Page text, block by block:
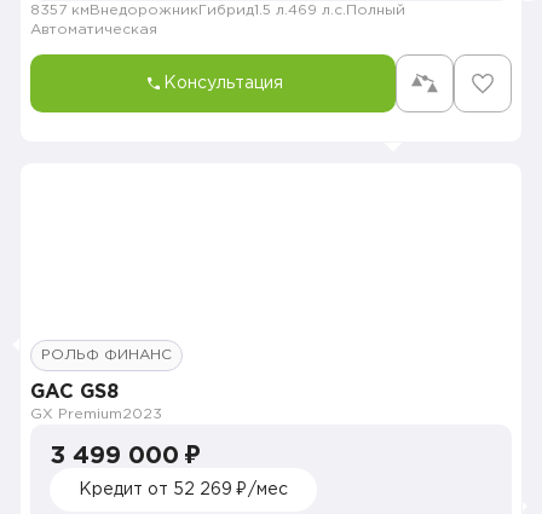
8357 км Внедорожник Гибрид1.5 л. 469 л.с. Полный
Автоматическая
Консультация
РОЛЬФ ФИНАНС
GAC GS8
GX Premium2023
3 499 000 ₽
Кредит от 52 269 ₽/мес